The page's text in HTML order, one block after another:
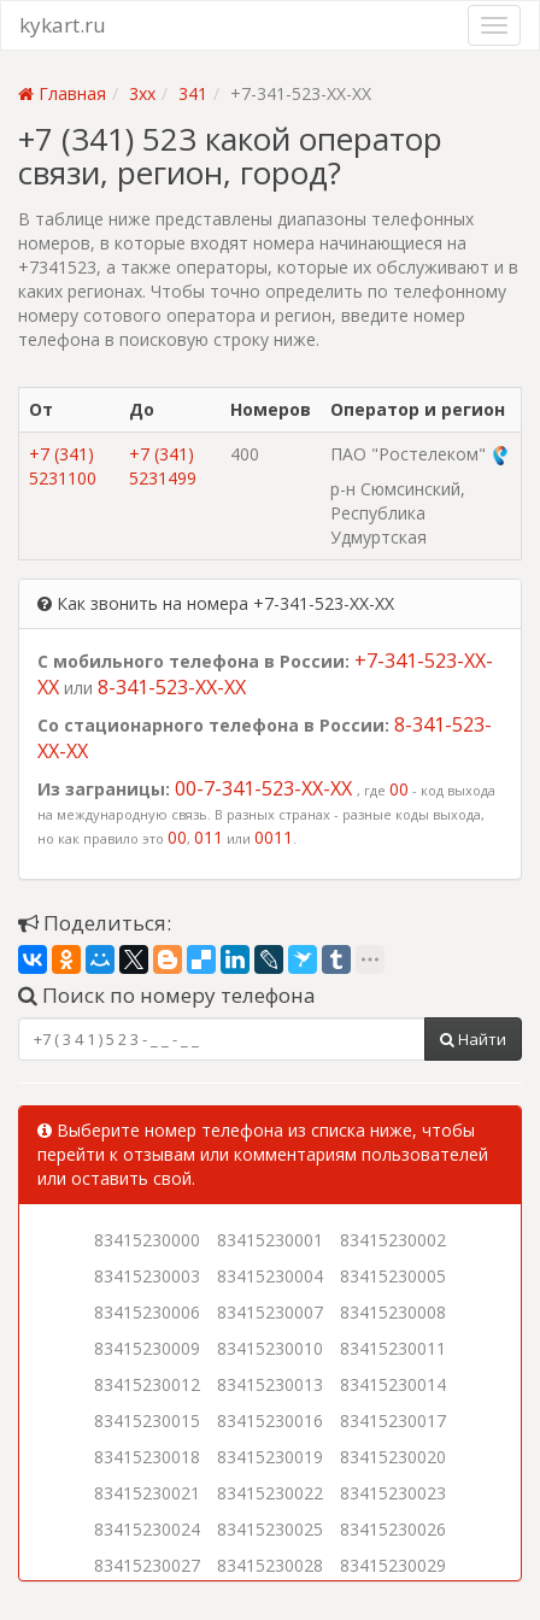
kykart.ru
Главная 3xx 341 +7-341-523-XX-XX
+7 (341) 523 какой оператор
связи, регион, город?
В таблице ниже представлены диапазоны телефонных
номеров, в которые входят номера начинающиеся на
+7341523, а также операторы, которые их обслуживают и в
каких регионах. Чтобы точно определить по телефонному
номеру сотового оператора и регион, введите номер
телефона в поисковую строку ниже.
От До Номеров
Оператор и регион
+7 (341)
5231100
+7 (341)
5231499
400
ПАО "Ростелеком"
р-н Сюмсинский,
Республика
Удмуртская
Как звонить на номера +7-341-523-XX-XX
С мобильного телефона в России: +7-341-523-XX-
XX или 8-341-523-XX-XX
Со стационарного телефона в России: 8-341-523-
XX-XX
Из заграницы: 00-7-341-523-XX-XX , где 00 - код выхода
на международную связь. В разных странах - разные коды выхода,
но как правило это 00, 011 или 0011 .
Поделиться:
Поиск по номеру телефона
Найти
Выберите номер телефона из списка ниже, чтобы
перейти к отзывам или комментариям пользователей
или оставить свой.
83415230000 83415230001
83415230002
83415230003
83415230004
83415230005
83415230006
83415230007
83415230008
83415230009
83415230010
83415230011
83415230012
83415230013
83415230014
83415230015
83415230016
83415230017
83415230018
83415230019
83415230020
83415230021
83415230022
83415230023
83415230024
83415230025
83415230026
83415230027
83415230028
83415230029